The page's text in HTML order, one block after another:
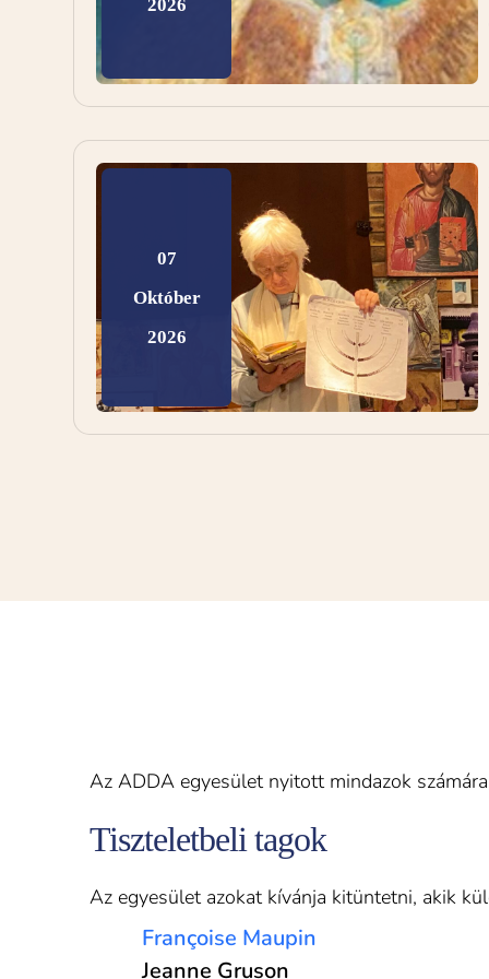
2026
07
Október
2026
Az ADDA egyesület nyitott mindazok
Tiszteletbeli tagok
Az egyesület azokat kívánja kitüntetni, akik
Françoise Maupin
Jeanne Gruson